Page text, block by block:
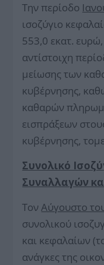
Την περίοδο
ισοζύγιο
553,0 εκατ.
αντίστοιχη
μείωσης των
κυβέρνησης,
καθαρών
εισπράξεων
κυβέρνησης,
Συνολικό
Συναλλαγών
ΤονΑύγουστο
συνολικού
και κεφαλαίων
ανάγκες της